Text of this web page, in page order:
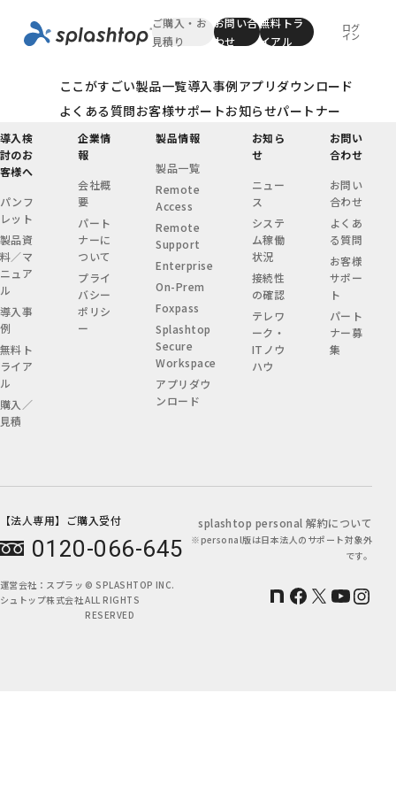
ご購入・お
見積り
お問い合
わせ
無料トラ
イアル
ログ
イン
ここがすごい製品一覧導入事例アプリダウンロード
よくある質問お客様サポートお知らせパートナー
導入検
討のお
客様へ
パンフ
レット
製品資
料／マ
ニュア
ル
導入事
例
無料ト
ライア
ル
購入／
見積
企業情
報
会社概
要
パート
ナーに
ついて
プライ
バシー
ポリシ
ー
製品情報
製品一覧
Remote
Access
Remote
Support
Enterprise
On-Prem
Foxpass
Splashtop
Secure
Workspace
アプリダウ
ンロード
お知ら
せ
ニュー
ス
システ
ム稼働
状況
接続性
の確認
テレワ
ーク・
ITノウ
ハウ
お問い
合わせ
お問い
合わせ
よくあ
る質問
お客様
サポー
ト
パート
ナー募
集
【法人専用】ご購入受付
0120-066-645
splashtop personal 解約について
※personal版は日本法人のサポート対象外
です。
運営会社： スプラッ
シュトップ株式会社
© SPLASHTOP INC.
ALL RIGHTS
RESERVED